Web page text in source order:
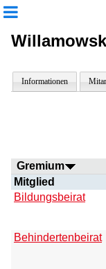
Informationen
Gremium
Mitglied
Bildungsbeirat
Behindertenbeirat